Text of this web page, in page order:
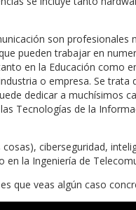
son profesionales
pueden trabajar en
en la Educación como
o empresa. Se trata
dedicar a muchísimos
Tecnologías de la
ciberseguridad,
la Ingeniería de
que veas algún caso